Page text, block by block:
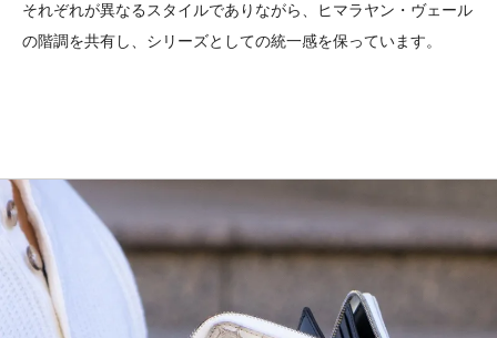
それぞれが異なるスタイルでありながら、ヒマラヤン・ヴェール
の階調を共有し、シリーズとしての統一感を保っています。